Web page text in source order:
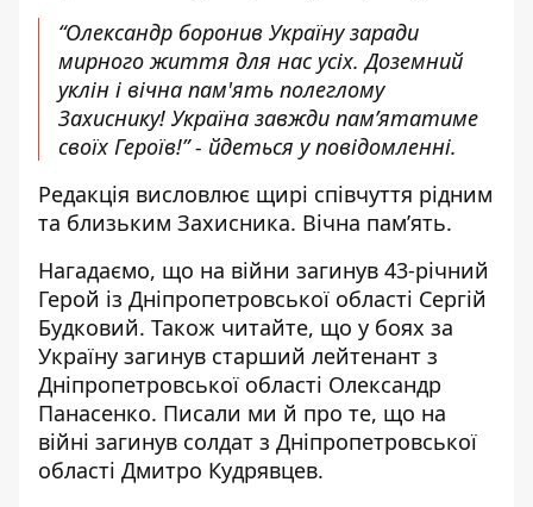
“Олександр боронив Україну заради
мирного життя для нас усіх. Доземний
уклін і вічна пам'ять полеглому
Захиснику! Україна завжди памʼятатиме
своїх Героїв!” - йдеться у повідомленні.
Редакція висловлює щирі співчуття рідним
та близьким Захисника. Вічна пам’ять.
Нагадаємо, що на війни загинув 43-річний
Герой із Дніпропетровської області Сергій
Будковий. Також читайте, що у боях за
Україну загинув старший лейтенант з
Дніпропетровської області Олександр
Панасенко. Писали ми й про те, що на
війні загинув солдат з Дніпропетровської
області Дмитро Кудрявцев.